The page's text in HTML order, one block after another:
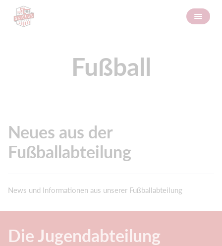
Fußball
Neues aus der
Fußballabteilung
News und Informationen aus unserer Fußballabteilung
Die Jugendabteilung